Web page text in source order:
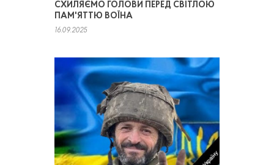
СХИЛЯЄМО ГОЛОВИ ПЕРЕД СВІТЛОЮ
ПАМ'ЯТТЮ ВОЇНА
16.09.2025